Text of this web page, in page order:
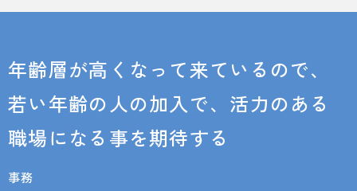
年齢層が高くなって来ているので、
若い年齢の人の加入で、活力のある
職場になる事を期待する
事務